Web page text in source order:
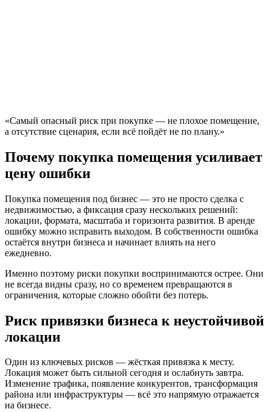
«Самый опасный риск при покупке — не плохое помещение,
а отсутствие сценария, если всё пойдёт не по плану.»
Почему покупка помещения усиливает
цену ошибки
Покупка помещения под бизнес — это не просто сделка с
недвижимостью, а фиксация сразу нескольких решений:
локации, формата, масштаба и горизонта развития. В аренде
ошибку можно исправить выходом. В собственности ошибка
остаётся внутри бизнеса и начинает влиять на него
ежедневно.
Именно поэтому риски покупки воспринимаются острее. Они
не всегда видны сразу, но со временем превращаются в
ограничения, которые сложно обойти без потерь.
Риск привязки бизнеса к неустойчивой
локации
Один из ключевых рисков — жёсткая привязка к месту.
Локация может быть сильной сегодня и ослабнуть завтра.
Изменение трафика, появление конкурентов, трансформация
района или инфраструктуры — всё это напрямую отражается
на бизнесе.